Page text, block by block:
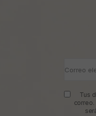
Correo
Tus